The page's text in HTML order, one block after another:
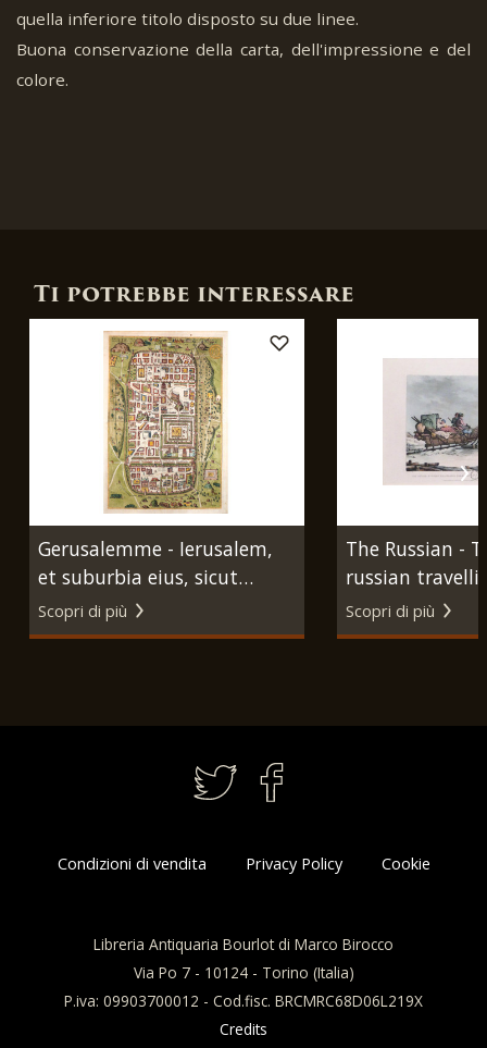
quella inferiore titolo disposto su due linee.
Buona conservazione della carta, dell'impressione e del
colore.
Ti potrebbe interessare
Gerusalemme - Ierusalem,
et suburbia eius, sicut
tempore Christi floruit, cum
locis in quibus Christ pass.
Scopri di più
The Russian -
russian
Londra, J. Clark
Dubourg, 1815.
Scopri di più
Condizioni di vendita Privacy Policy Cookie
Libreria Antiquaria Bourlot di Marco Birocco
Via Po 7 - 10124 - Torino (Italia)
P.iva: 09903700012 - Cod.fisc. BRCMRC68D06L219X
Credits